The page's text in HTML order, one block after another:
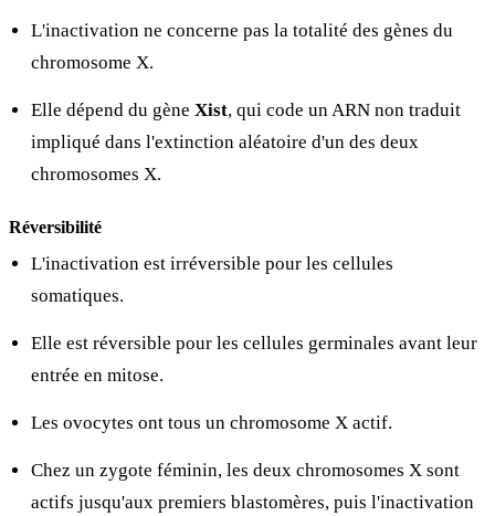
L'inactivation ne concerne pas la totalité des gènes du
chromosome X.
Elle dépend du gène Xist, qui code un ARN non traduit
impliqué dans l'extinction aléatoire d'un des deux
chromosomes X.
Réversibilité
L'inactivation est irréversible pour les cellules
somatiques.
Elle est réversible pour les cellules germinales avant leur
entrée en mitose.
Les ovocytes ont tous un chromosome X actif.
Chez un zygote féminin, les deux chromosomes X sont
actifs jusqu'aux premiers blastomères, puis l'inactivation